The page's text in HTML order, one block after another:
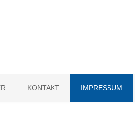
KONTAKT IMPRESSUM